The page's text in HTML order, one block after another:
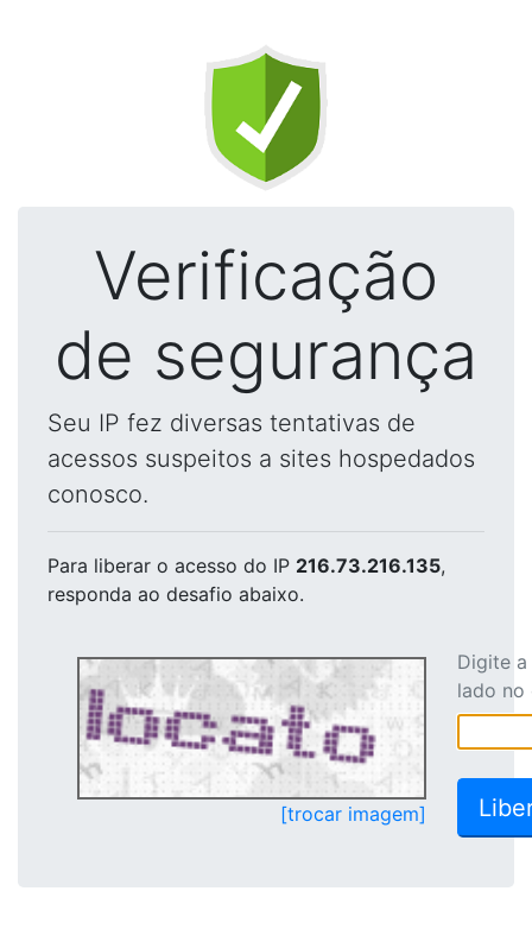
Verificação
de segurança
Seu IP fez diversas tentativas de
acessos suspeitos a sites hospedados
conosco.
Para liberar o acesso do IP 216.73.216.135,
responda ao desafio abaixo.
[trocar imagem]
Digite
lado no